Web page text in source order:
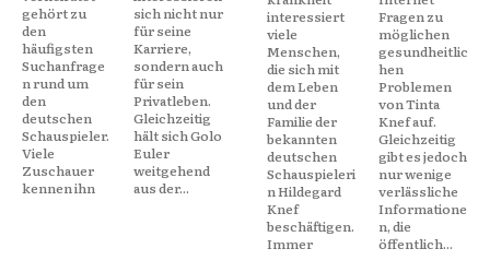
gehört zu
den
häufigsten
Suchanfrage
n rund um
den
deutschen
Schauspieler.
Viele
Zuschauer
kennen ihn
sich nicht nur
für seine
Karriere,
sondern auch
für sein
Privatleben.
Gleichzeitig
hält sich Golo
Euler
weitgehend
aus der...
interessiert
viele
Menschen,
die sich mit
dem Leben
und der
Familie der
bekannten
deutschen
Schauspieleri
n Hildegard
Knef
beschäftigen.
Immer
Fragen zu
möglichen
gesundheitlic
hen
Problemen
von Tinta
Knef auf.
Gleichzeitig
gibt es jedoch
nur wenige
verlässliche
Informatione
n, die
öffentlich...